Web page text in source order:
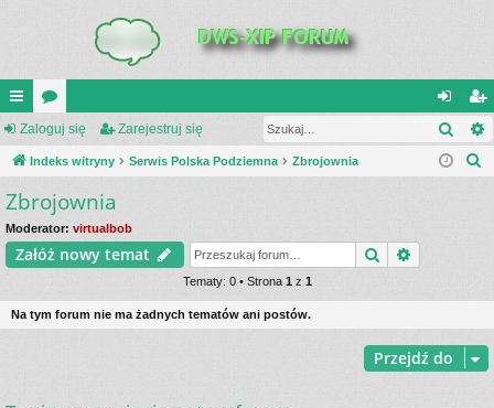
UI
C
K
_L
IN
S
or
a
al
og
ar
ej
ę
Zaloguj się Zarejestruj się
Indeks witryny Serwis Polska Podziemna Zbrojownia
Zbrojownia
Moderator: virtualbob
Załóż nowy temat Szukaj
Tematy: 0 • Strona 1 z 1
Na tym forum nie ma żadnych tematów ani postów.
Przejdź do